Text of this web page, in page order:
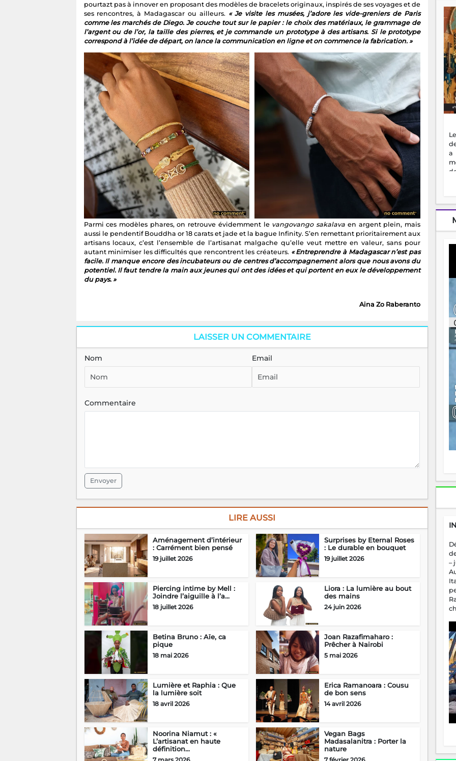
pourtazt pas à innover en proposant des modèles de bracelets originaux, inspirés de ses voyages et de
ses rencontres, à Madagascar ou ailleurs. « Je visite les musées, j’adore les vide-greniers de Paris
comme les marchés de Diego. Je couche tout sur le papier : le choix des matériaux, le grammage de
l’argent ou de l’or, la taille des pierres, et je commande un prototype à des artisans. Si le prototype
correspond à l’idée de départ, on lance la communication en ligne et on commence la fabrication. »
Parmi ces modèles phares, on retrouve évidemment le vangovango sakalava en argent plein, mais
aussi le pendentif Bouddha or 18 carats et jade et la bague Infinity. S’en remettant prioritairement aux
artisans locaux, c’est l’ensemble de l’artisanat malgache qu’elle veut mettre en valeur, sans pour
autant minimiser les difficultés que rencontrent les créateurs. « Entreprendre à Madagascar n’est pas
facile. Il manque encore des incubateurs ou de centres d’accompagnement alors que nous avons du
potentiel. Il faut tendre la main aux jeunes qui ont des idées et qui portent en eux le développement
du pays. »
Aina Zo Raberanto
LAISSER UN COMMENTAIRE
Nom Email
Commentaire
Envoyer
LIRE AUSSI
Aménagement d’intérieur
: Carrément bien pensé
19 juillet 2026
Surprises by Eternal Roses
: Le durable en bouquet
19 juillet 2026
Piercing intime by Mell :
Joindre l’aiguille à l’a...
18 juillet 2026
Liora : La lumière au bout
des mains
24 juin 2026
Betina Bruno : Aïe, ca
pique
18 mai 2026
Joan Razafimaharo :
Prêcher à Nairobi
5 mai 2026
Lumière et Raphia : Que
la lumière soit
18 avril 2026
Erica Ramanoara : Cousu
de bon sens
14 avril 2026
Noorina Niamut : «
L’artisanat en haute
définition...
Vegan Bags
Madasalanitra : Porter la
nature
a
–